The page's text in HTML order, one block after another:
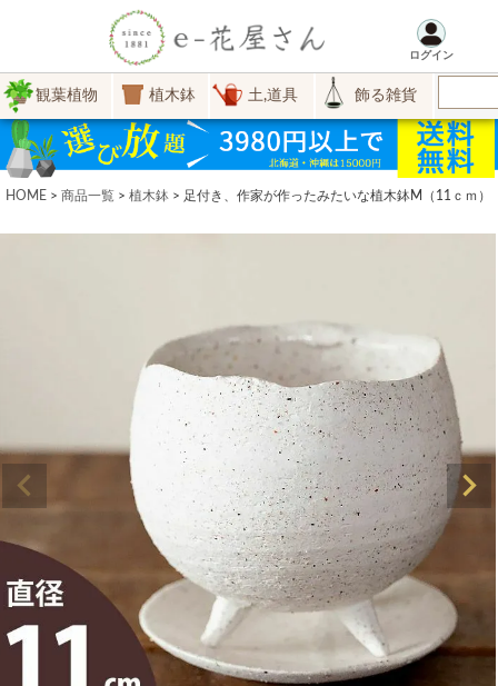
ログイン
観葉植物 植木鉢 土,道具 飾る雑貨
HOME 商品一覧 植木鉢 足付き、作家が作ったみたいな植木鉢M（11ｃｍ）